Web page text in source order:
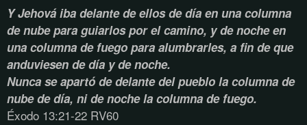
Y Jehová iba delante de ellos de día en una columna
de nube para guiarlos por el camino, y de noche en
una columna de fuego para alumbrarles, a fin de que
anduviesen de día y de noche.
Nunca se apartó de delante del pueblo la columna de
nube de día, ni de noche la columna de fuego.
Éxodo 13:21-22 RV60